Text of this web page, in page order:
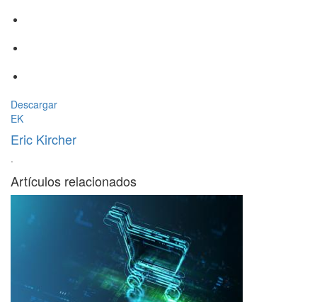
Descargar
EK
Eric Kircher
·
Artículos relacionados